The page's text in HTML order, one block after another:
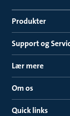
Produkter
Support og
Lær mere
Om os
Quick links